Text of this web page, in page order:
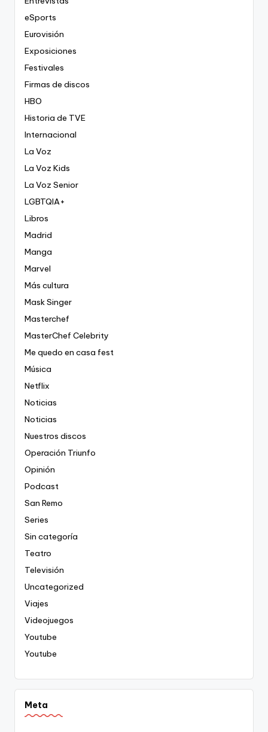
eSports
Eurovisión
Exposiciones
Festivales
Firmas de discos
HBO
Historia de TVE
Internacional
La Voz
La Voz Kids
La Voz Senior
LGBTQIA+
Libros
Madrid
Manga
Marvel
Más cultura
Mask Singer
Masterchef
MasterChef Celebrity
Me quedo en casa fest
Música
Netflix
Noticias
Noticias
Nuestros discos
Operación Triunfo
Opinión
Podcast
San Remo
Series
Sin categoría
Teatro
Televisión
Uncategorized
Viajes
Videojuegos
Youtube
Youtube
Meta